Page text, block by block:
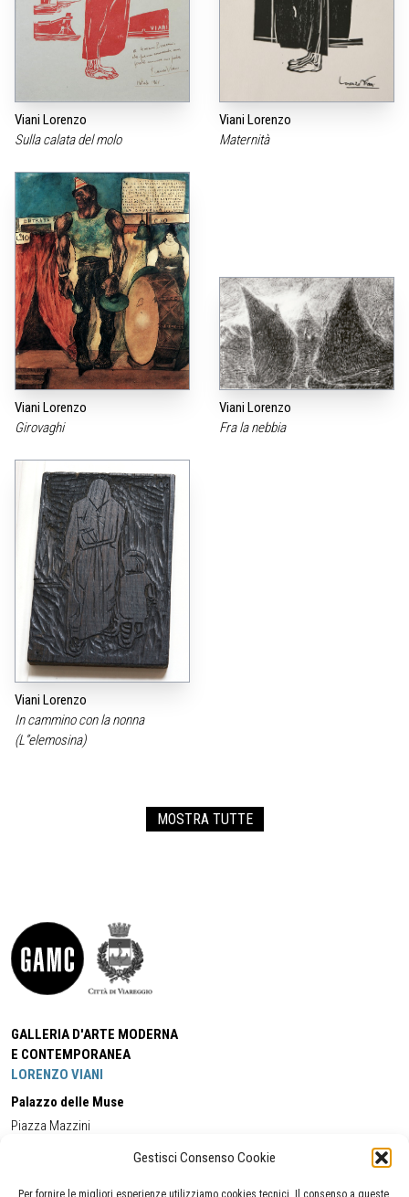
Gestisci Consenso Cookie
Per fornire le migliori esperienze utilizziamo cookies tecnici. Il consenso a queste
Viani Lorenzo
Sulla calata del molo
Viani Lorenzo
Maternità
Viani Lorenzo
Girovaghi
Viani Lorenzo
Fra la nebbia
Viani Lorenzo
In cammino con la nonna
(L”elemosina)
MOSTRA TUTTE
GALLERIA D'ARTE MODERNA
E CONTEMPORANEA
LORENZO VIANI
Palazzo delle Muse
Piazza Mazzini
Cell:+39 338 5714978 (orario apertura Galleria)
Tel:
+39 0584 944580 (orario 09.00/13.00)